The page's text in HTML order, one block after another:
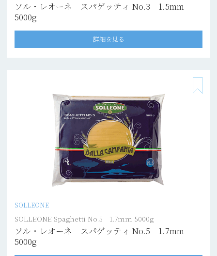
ソル・レオーネ スパゲッティ No.3 1.5mm
5000g
詳細を見る
SOLLEONE
SOLLEONE Spaghetti No.5 1.7mm 5000g
ソル・レオーネ スパゲッティ No.5 1.7mm
5000g